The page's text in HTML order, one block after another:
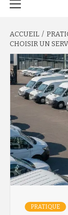
ACCUEIL
CHOISIR UN
PRATIQUE